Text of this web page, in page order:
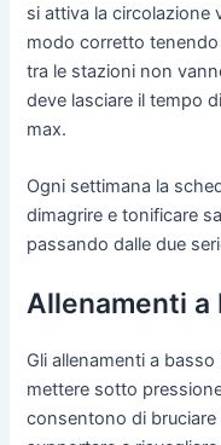
si attiva la circolazione
modo corretto tenendo
tra le stazioni non
deve lasciare il tempo
max.
Ogni settimana la
dimagrire e tonificare
passando dalle due
Allenamenti a
Gli allenamenti a
mettere sotto
consentono di bruciare